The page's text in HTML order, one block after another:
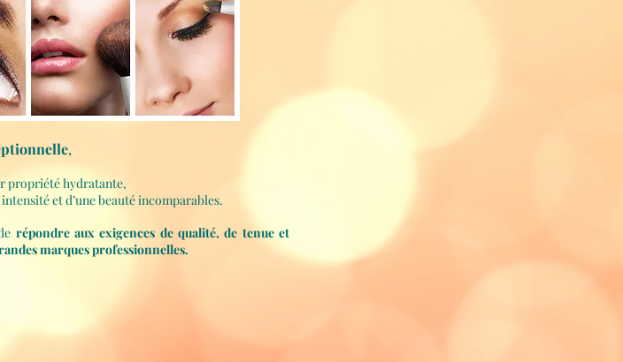
,
propriété hydratante,
intensité et d’une beauté incomparables.
répondre aux exigences de qualité, de tenue et
marques professionnelles.